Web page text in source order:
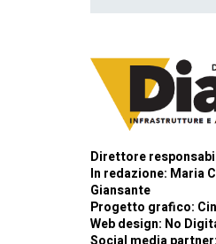
Direttore
In redazione: Maria
Giansante
Progetto grafico:
Web design: No